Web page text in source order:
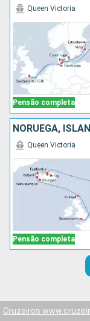
Pensão completa
Queen Victoria
NORUEGA,
Pensão completa
Queen Victoria
Cruzeiros